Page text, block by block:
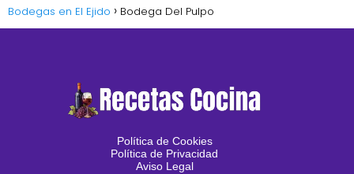
Bodegas en El Ejido
Bodega Del Pulpo
Política de Cookies
Política de Privacidad
Aviso Legal